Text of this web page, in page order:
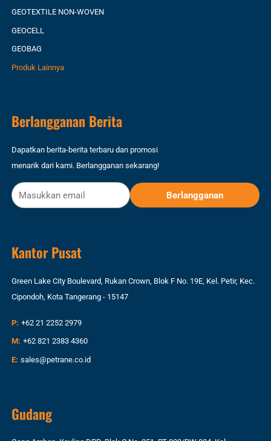
GEOTEXTILE NON-WOVEN
GEOCELL
GEOBAG
Produk Lainnya
Berlangganan Berita
Dapatkan berita-berita terbaru dan promosi
menarik dari kami. Berlangganan sekarang!
Kantor Pusat
Green Lake City Boulevard, Rukan Crown, Blok F No. 19E, Kel. Petir, Kec.
Cipondoh, Kota Tangerang - 15147
P: +62 21 2252 2979
M: +62 821 2383 4360
E: sales@petrane.co.id
Gudang